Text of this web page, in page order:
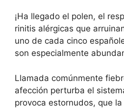
¡Ha llegado el polen, el
rinitis alérgicas que
uno de cada cinco
son especialmente
Llamada comúnmente
afección perturba el
provoca estornudos, que la